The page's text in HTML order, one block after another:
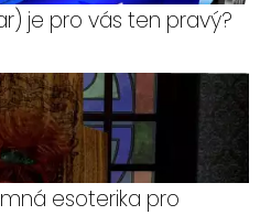
je pro vás ten pravý?
esoterika pro